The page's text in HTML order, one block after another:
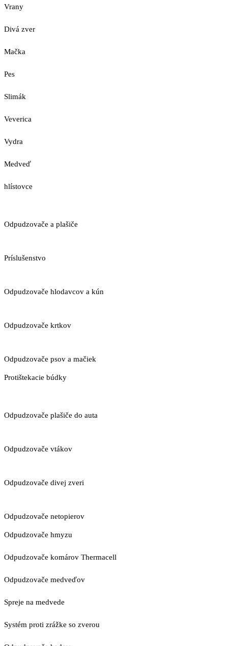
Vrany
Divá zver
Mačka
Pes
Slimák
Veverica
Vydra
Medveď
hlístovce
Odpudzovače a plašiče
Príslušenstvo
Odpudzovače hlodavcov a kún
Odpudzovače krtkov
Odpudzovače psov a mačiek
Protištekacie búdky
Odpudzovače plašiče do auta
Odpudzovače vtákov
Odpudzovače divej zveri
Odpudzovače netopierov
Odpudzovače hmyzu
Odpudzovače komárov Thermacell
Odpudzovače medveďov
Spreje na medvede
Systém proti zrážke so zverou